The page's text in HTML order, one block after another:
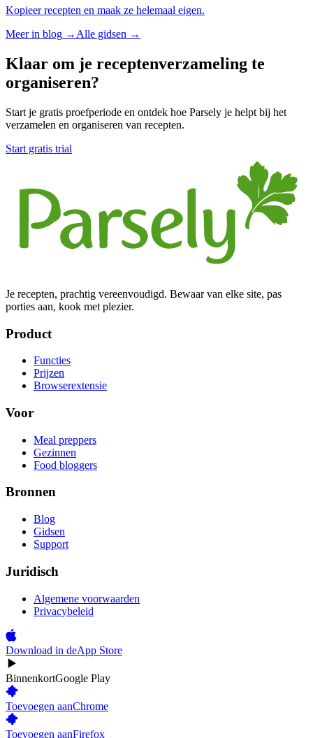
Kopieer recepten en maak ze helemaal eigen.
Meer in blog → Alle gidsen →
Klaar om je receptenverzameling te
organiseren?
Start je gratis proefperiode en ontdek hoe Parsely je helpt bij het
verzamelen en organiseren van recepten.
Start gratis trial
Je recepten, prachtig vereenvoudigd. Bewaar van elke site, pas
porties aan, kook met plezier.
Product
Functies
Prijzen
Browserextensie
Voor
Meal preppers
Gezinnen
Food bloggers
Bronnen
Blog
Gidsen
Support
Juridisch
Algemene voorwaarden
Privacybeleid
Download in deApp Store
BinnenkortGoogle Play
Toevoegen aanChrome
Toevoegen aanFirefox